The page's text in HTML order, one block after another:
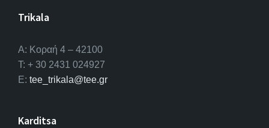
Trikala
Α: Κοραή 4 – 42100
T: + 30 2431 024927
E: tee_trikala@tee.gr
Karditsa